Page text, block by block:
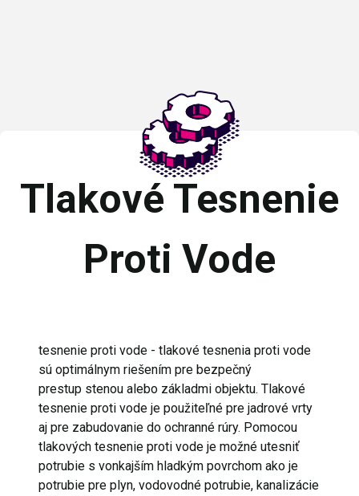
Tlakové Tesnenie
Proti Vode
tesnenie proti vode - tlakové tesnenia proti vode
sú optimálnym riešením pre bezpečný
prestup stenou alebo základmi objektu. Tlakové
tesnenie proti vode je použiteľné pre jadrové vrty
aj pre zabudovanie do ochranné rúry. Pomocou
tlakových tesnenie proti vode je možné utesniť
potrubie s vonkajším hladkým povrchom ako je
potrubie pre plyn, vodovodné potrubie, kanalizácie